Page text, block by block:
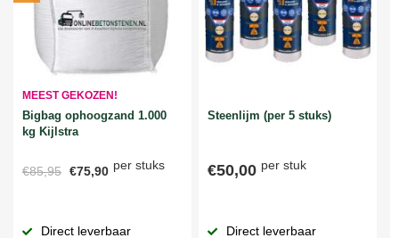
MEEST GEKOZEN!
Bigbag ophoogzand 1.000
kg Kijlstra
€85,95 €75,90 per stuks
Direct leverbaar
Steenlijm (per 5 stuks)
€50,00 per stuk
Direct leverbaar